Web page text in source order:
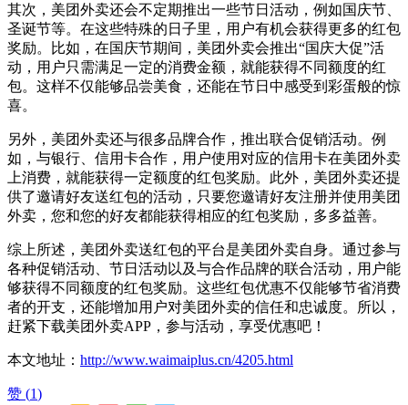
其次，美团外卖还会不定期推出一些节日活动，例如国庆节、
圣诞节等。在这些特殊的日子里，用户有机会获得更多的红包
奖励。比如，在国庆节期间，美团外卖会推出“国庆大促”活
动，用户只需满足一定的消费金额，就能获得不同额度的红
包。这样不仅能够品尝美食，还能在节日中感受到彩蛋般的惊
喜。
另外，美团外卖还与很多品牌合作，推出联合促销活动。例
如，与银行、信用卡合作，用户使用对应的信用卡在美团外卖
上消费，就能获得一定额度的红包奖励。此外，美团外卖还提
供了邀请好友送红包的活动，只要您邀请好友注册并使用美团
外卖，您和您的好友都能获得相应的红包奖励，多多益善。
综上所述，美团外卖送红包的平台是美团外卖自身。通过参与
各种促销活动、节日活动以及与合作品牌的联合活动，用户能
够获得不同额度的红包奖励。这些红包优惠不仅能够节省消费
者的开支，还能增加用户对美团外卖的信任和忠诚度。所以，
赶紧下载美团外卖APP，参与活动，享受优惠吧！
本文地址： http://www.waimaiplus.cn/4205.html
赞 (1)